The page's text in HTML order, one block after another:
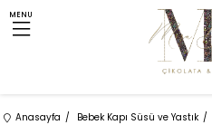
MENU
Anasayfa Bebek Kapı Süsü ve Yastık